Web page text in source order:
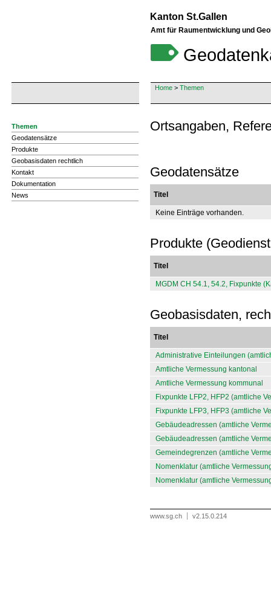
Kanton St.Gallen
Amt für Raumentwicklung und
Home > Themen
Themen
Geodatensätze
Produkte
Geobasisdaten rechtlich
Kontakt
Dokumentation
News
Ortsangaben,
Geodatensätze
Titel
Keine Einträge vorhanden.
Produkte
Titel
MGDM CH 54.1, 54.2, Fixpunkte
Geobasisdaten,
Titel
Administrative Einteilungen
Amtliche Vermessung kantonal
Amtliche Vermessung kommunal
Fixpunkte LFP2, HFP2 (amtliche
Fixpunkte LFP3, HFP3 (amtliche
Gebäudeadressen (amtliche
Gebäudeadressen (amtliche
Gemeindegrenzen (amtliche
Nomenklatur (amtliche
Nomenklatur (amtliche
www.sg.ch v2.15.0.214